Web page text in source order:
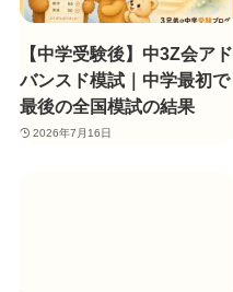
【中学受験後】中3Z会アド
バンスド模試｜中学最初で
最後の全国模試の結果
2026年7月16日